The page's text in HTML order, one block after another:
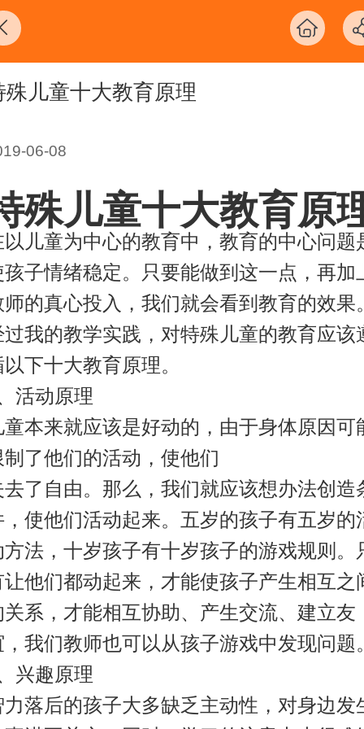
殊儿童十大教育原理
06-08
殊儿童十大教育原
以儿童为中心的教育中，教育的中心问题
孩子情绪稳定。只要能做到这一点，再加
师的真心投入，我们就会看到教育的效果。
过我的教学实践，对特殊儿童的教育应该
以下十大教育原理。
活动原理
童本来就应该是好动的，由于身体原因可
制了他们的活动，使他们
去了自由。那么，我们就应该想办法创造
，使他们活动起来。五岁的孩子有五岁的
方法，十岁孩子有十岁孩子的游戏规则。
让他们都动起来，才能使孩子产生相互之
关系，才能相互协助、产生交流、建立友
，我们教师也可以从孩子游戏中发现问题。
兴趣原理
力落后的孩子大多缺乏主动性，对身边发